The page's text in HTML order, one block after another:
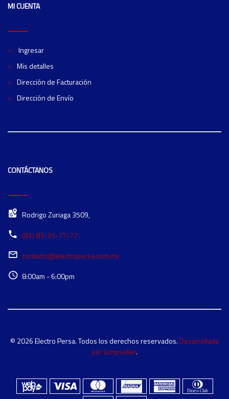
MI CUENTA
Ingresar
Mis detalles
Dirección de Facturación
Dirección de Envío
CONTÁCTANOS
Rodrigo Zuriaga 3509,
(81) 83-31-77-77
contacto@electropersa.com.mx
8:00am - 6:00pm
© 2026 Electro Persa. Todos los derechos reservados. Desarrollado
por Jumpseller.